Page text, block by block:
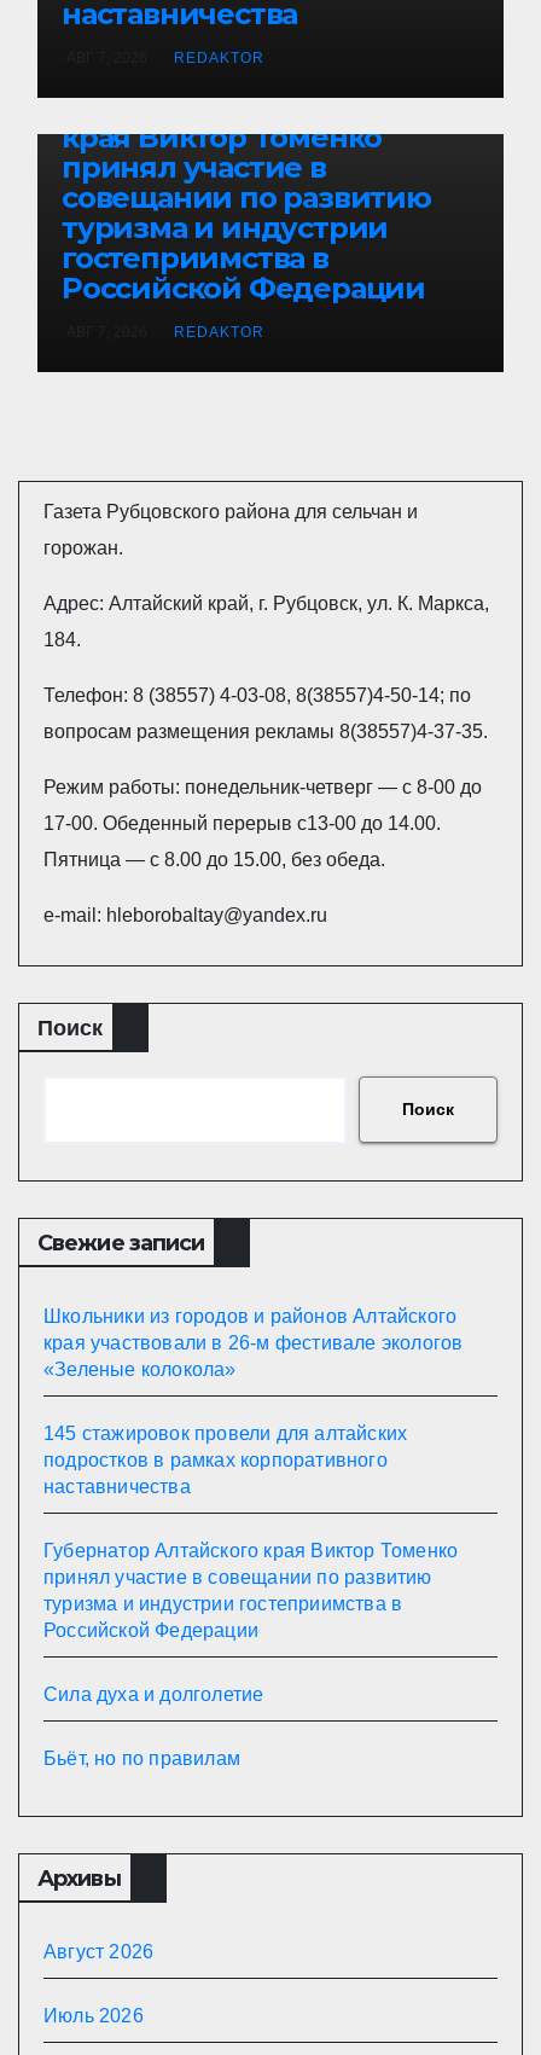
наставничества
REDAKTOR
Губернатор Алтайского
края Виктор Томенко
принял участие в
совещании по развитию
туризма и индустрии
гостеприимства в
Российской Федерации
REDAKTOR
Газета Рубцовского района для сельчан и
горожан.
Адрес: Алтайский край, г. Рубцовск, ул. К. Маркса,
184.
Телефон: 8 (38557) 4-03-08, 8(38557)4-50-14; по
вопросам размещения рекламы 8(38557)4-37-35.
Режим работы: понедельник-четверг — с 8-00 до
17-00. Обеденный перерыв с13-00 до 14.00.
Пятница — с 8.00 до 15.00, без обеда.
e-mail: hleborobaltay@yandex.ru
Поиск
Поиск
Свежие записи
Школьники из городов и районов Алтайского
края участвовали в 26-м фестивале экологов
«Зеленые колокола»
145 стажировок провели для алтайских
подростков в рамках корпоративного
наставничества
Губернатор Алтайского края Виктор Томенко
принял участие в совещании по развитию
туризма и индустрии гостеприимства в
Российской Федерации
Сила духа и долголетие
Бьёт, но по правилам
Архивы
Август 2026
Июль 2026